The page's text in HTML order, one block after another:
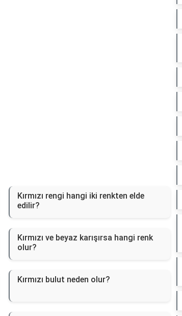
Kırmızı rengi hangi iki renkten elde
edilir?
Kırmızı ve beyaz karışırsa hangi renk
olur?
Kırmızı bulut neden olur?